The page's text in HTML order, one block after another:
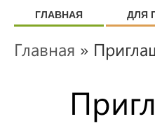
ГЛАВНАЯ ДЛЯ
ВЫ ЗДЕСЬ
Главная »